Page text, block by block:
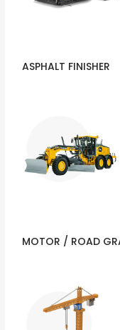
ASPHALT FINISHER
MOTOR / ROAD